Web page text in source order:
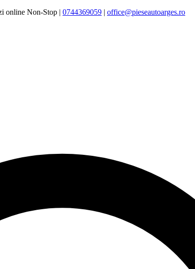
online Non-Stop | 0744369059‬ | office@pieseautoarges.ro